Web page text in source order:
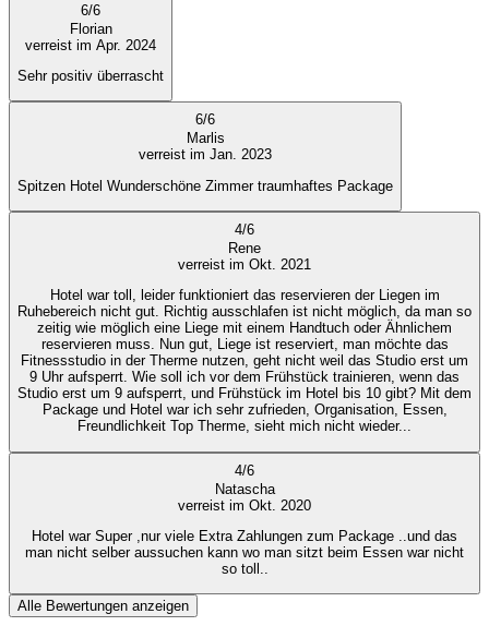
6/6
Florian
verreist im Apr. 2024
Sehr positiv überrascht
6/6
Marlis
verreist im Jan. 2023
Spitzen Hotel Wunderschöne Zimmer traumhaftes Package
4/6
Rene
verreist im Okt. 2021
Hotel war toll, leider funktioniert das reservieren der Liegen im
Ruhebereich nicht gut. Richtig ausschlafen ist nicht möglich, da man so
zeitig wie möglich eine Liege mit einem Handtuch oder Ähnlichem
reservieren muss. Nun gut, Liege ist reserviert, man möchte das
Fitnessstudio in der Therme nutzen, geht nicht weil das Studio erst um
9 Uhr aufsperrt. Wie soll ich vor dem Frühstück trainieren, wenn das
Studio erst um 9 aufsperrt, und Frühstück im Hotel bis 10 gibt? Mit dem
Package und Hotel war ich sehr zufrieden, Organisation, Essen,
Freundlichkeit Top Therme, sieht mich nicht wieder...
4/6
Natascha
verreist im Okt. 2020
Hotel war Super ,nur viele Extra Zahlungen zum Package ..und das
man nicht selber aussuchen kann wo man sitzt beim Essen war nicht
so toll..
Alle Bewertungen anzeigen